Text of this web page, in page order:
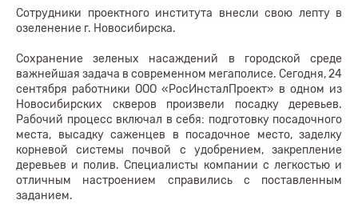
Сотрудники проектного института внесли свою лепту в
озеленение г. Новосибирска.
Сохранение зеленых насаждений в городской среде
важнейшая задача в современном мегаполисе. Сегодня, 24
сентября работники ООО «РосИнсталПроект» в одном из
Новосибирских скверов произвели посадку деревьев.
Рабочий процесс включал в себя: подготовку посадочного
места, высадку саженцев в посадочное место, заделку
корневой системы почвой с удобрением, закрепление
деревьев и полив. Специалисты компании с легкостью и
отличным настроением справились с поставленным
заданием.